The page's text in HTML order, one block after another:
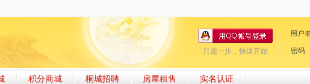
用户名
密码
只需一步，快速开始
积分商城 桐城招聘 房屋租售 实名认证